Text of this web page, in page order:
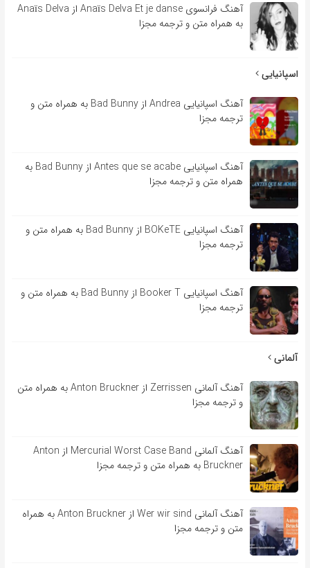
آهنگ فرانسوی Anaïs Delva Et je danse از Anaïs Delva
به همراه متن و ترجمه مجزا
اسپانیایی
آهنگ اسپانیایی Andrea از Bad Bunny به همراه متن و
ترجمه مجزا
آهنگ اسپانیایی Antes que se acabe از Bad Bunny به
همراه متن و ترجمه مجزا
آهنگ اسپانیایی BOKeTE از Bad Bunny به همراه متن و
ترجمه مجزا
آهنگ اسپانیایی Booker T از Bad Bunny به همراه متن و
ترجمه مجزا
آلمانی
آهنگ آلمانی Zerrissen از Anton Bruckner به همراه متن
و ترجمه مجزا
آهنگ آلمانی Mercurial Worst Case Band از Anton
Bruckner به همراه متن و ترجمه مجزا
آهنگ آلمانی Wer wir sind از Anton Bruckner به همراه
متن و ترجمه مجزا